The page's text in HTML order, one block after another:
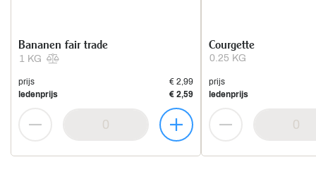
1 KG
Bananen fair trade
prijs
€ 2,99
ledenprijs
€ 2,59
0.25 KG
Courgette
prijs
ledenprijs